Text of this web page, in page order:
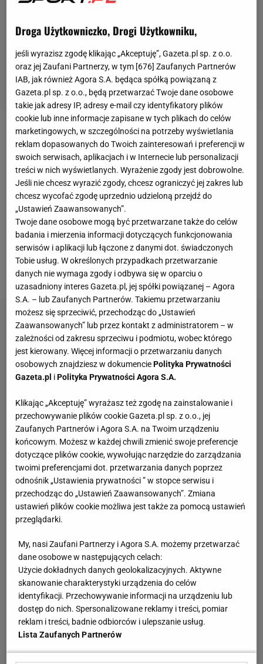
Jose Antonio Reyes był wychowankiemSevilli,do
której trafił w wieku dziewięciu lat i to w niej
rozpoczął zawodową karierę. W 2004 roku Reyes
został kupiony przez Arsenal. Arsene Wenger
zapłacił za hiszpańskiego zawodnika 10,5 mln
funtów. W następnych latach Reyes grał kolejno w
Realu Madryt(wypożyczenie), Atletico, Benfice
(wypożyczenie), by w 2012 roku roku wrócić do
Sevilli.
Droga Użytkowniczko, Drogi Użytkowniku,
jeśli wyrazisz zgodę klikając „Akceptuję”, Gazeta.pl sp. z o.o.
oraz jej Zaufani Partnerzy, w tym [676] Zaufanych Partnerów
IAB, jak również Agora S.A. będąca spółką powiązaną z
Gazeta.pl sp. z o.o., będą przetwarzać Twoje dane osobowe
takie jak adresy IP, adresy e-mail czy identyfikatory plików
cookie lub inne informacje zapisane w tych plikach do celów
marketingowych, w szczególności na potrzeby wyświetlania
reklam dopasowanych do Twoich zainteresowań i preferencji w
swoich serwisach, aplikacjach i w Internecie lub personalizacji
treści w nich wyświetlanych. Wyrażenie zgody jest dobrowolne.
Jeśli nie chcesz wyrazić zgody, chcesz ograniczyć jej zakres lub
chcesz wycofać zgodę uprzednio udzieloną przejdź do
„Ustawień Zaawansowanych”.
Twoje dane osobowe mogą być przetwarzane także do celów
badania i mierzenia informacji dotyczących funkcjonowania
serwisów i aplikacji lub łączone z danymi dot. świadczonych
Tobie usług. W określonych przypadkach przetwarzanie
danych nie wymaga zgody i odbywa się w oparciu o
uzasadniony interes Gazeta.pl, jej spółki powiązanej – Agora
S.A. – lub Zaufanych Partnerów. Takiemu przetwarzaniu
możesz się sprzeciwić, przechodząc do „Ustawień
Zaawansowanych” lub przez kontakt z administratorem – w
zależności od zakresu sprzeciwu i podmiotu, wobec którego
jest kierowany. Więcej informacji o przetwarzaniu danych
osobowych znajdziesz w dokumenciePolityka Prywatności
Gazeta.pl iPolityka Prywatności Agora S.A.
Klikając „Akceptuję” wyrażasz też zgodę na zainstalowanie i
przechowywanie plików cookie Gazeta.pl sp. z o.o., jej
Zaufanych Partnerów i Agora S.A. na Twoim urządzeniu
końcowym. Możesz w każdej chwili zmienić swoje preferencje
dotyczące plików cookie, wywołując narzędzie do zarządzania
twoimi preferencjami dot. przetwarzania danych poprzez
odnośnik „Ustawienia prywatności ” w stopce serwisu i
przechodząc do „Ustawień Zaawansowanych”. Zmiana
ustawień plików cookie możliwa jest także za pomocą ustawień
przeglądarki.
My, nasi Zaufani Partnerzy i Agora S.A. możemy przetwarzać
dane osobowe w następujących celach:
Użycie dokładnych danych geolokalizacyjnych. Aktywne
skanowanie charakterystyki urządzenia do celów
identyfikacji. Przechowywanie informacji na urządzeniu lub
dostęp do nich. Spersonalizowane reklamy i treści, pomiar
reklam i treści, badnie odbiorców i ulepszanie usług.
Lista Zaufanych Partnerów